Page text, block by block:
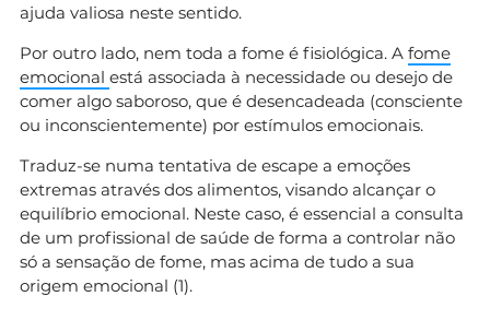
ajuda valiosa neste sentido.
Por outro lado, nem toda a fome é fisiológica. A fome
emocional está associada à necessidade ou desejo de
comer algo saboroso, que é desencadeada (consciente
ou inconscientemente) por estímulos emocionais.
Traduz-se numa tentativa de escape a emoções
extremas através dos alimentos, visando alcançar o
equilíbrio emocional. Neste caso, é essencial a consulta
de um profissional de saúde de forma a controlar não
só a sensação de fome, mas acima de tudo a sua
origem emocional (1).